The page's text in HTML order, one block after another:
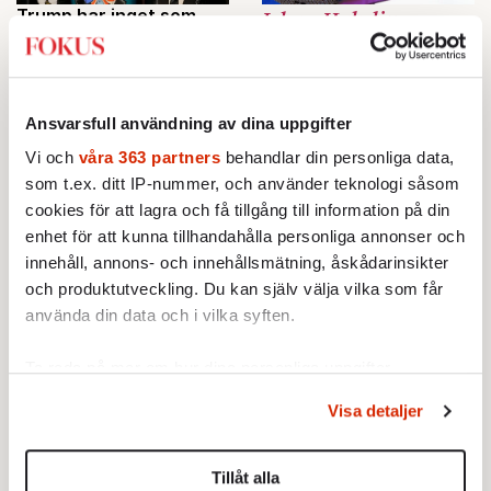
Ansvarsfull användning av dina uppgifter
Vi och våra 363 partners behandlar din personliga data,
som t.ex. ditt IP-nummer, och använder teknologi såsom
cookies för att lagra och få tillgång till information på din
enhet för att kunna tillhandahålla personliga annonser och
innehåll, annons- och innehållsmätning, åskådarinsikter
och produktutveckling. Du kan själv välja vilka som får
använda din data och i vilka syften.
Du kan ändra eller dra tillbaka ditt samtycke när som
helst från cookie-förklaringen.
Visa detaljer
Tillåt alla
Trump har inget som
Putin vill ha
POLITIK
UTRIKES
Utsikterna till hållbar fred i
Ukraina nära noll.
Johan Hakelius:
Välkommen till
transideologernas
KRÖNIKOR
Vi förväntas
acceptera
surrealistiska
påståenden som
om de vore fullt
rimliga.
David Eberhard:Det
25 NOVEMBER
Bunta inte ihop islam
25 NOVEMBER 2024
De abrahamitiska religionerna